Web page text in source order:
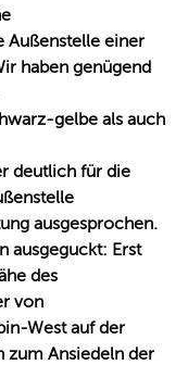
Außenstelle einer
haben genügend
gelbe als auch
deutlich für die
ausgesprochen.
ausgeguckt: Erst
des
von
West auf der
zum Ansiedeln der